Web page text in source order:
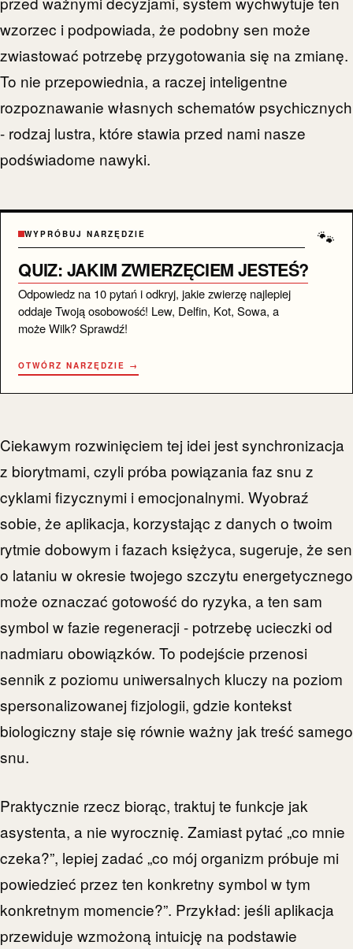
wzorzec i podpowiada, że podobny sen może
zwiastować potrzebę przygotowania się na zmianę.
To nie przepowiednia, a raczej inteligentne
rozpoznawanie własnych schematów psychicznych
- rodzaj lustra, które stawia przed nami nasze
podświadome nawyki.
🐾
WYPRÓBUJ NARZĘDZIE
QUIZ: JAKIM ZWIERZĘCIEM JESTEŚ?
Odpowiedz na 10 pytań i odkryj, jakie zwierzę najlepiej
oddaje Twoją osobowość! Lew, Delfin, Kot, Sowa, a
może Wilk? Sprawdź!
OTWÓRZ NARZĘDZIE →
Ciekawym rozwinięciem tej idei jest synchronizacja
z biorytmami, czyli próba powiązania faz snu z
cyklami fizycznymi i emocjonalnymi. Wyobraź
sobie, że aplikacja, korzystając z danych o twoim
rytmie dobowym i fazach księżyca, sugeruje, że sen
o lataniu w okresie twojego szczytu energetycznego
może oznaczać gotowość do ryzyka, a ten sam
symbol w fazie regeneracji - potrzebę ucieczki od
nadmiaru obowiązków. To podejście przenosi
sennik z poziomu uniwersalnych kluczy na poziom
spersonalizowanej fizjologii, gdzie kontekst
biologiczny staje się równie ważny jak treść samego
snu.
Praktycznie rzecz biorąc, traktuj te funkcje jak
asystenta, a nie wyrocznię. Zamiast pytać „co mnie
czeka?”, lepiej zadać „co mój organizm próbuje mi
powiedzieć przez ten konkretny symbol w tym
konkretnym momencie?”. Przykład: jeśli aplikacja
przewiduje wzmożoną intuicję na podstawie